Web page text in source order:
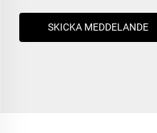
SKICKA MEDDELANDE